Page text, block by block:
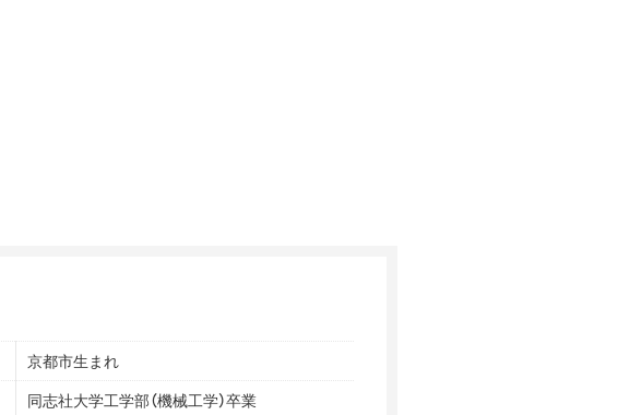
京都市生まれ
同志社大学工学部（機械工学）卒業